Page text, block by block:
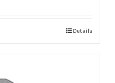
Details